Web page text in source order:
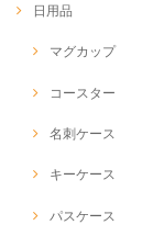
日用品
マグカップ
コースター
名刺ケース
キーケース
パスケース